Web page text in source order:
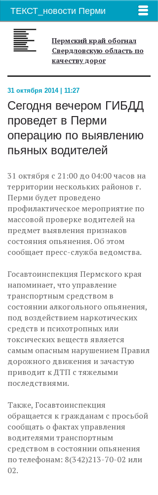
ТЕКСТ_новости Перми
Пермский край обогнал
Свердловскую область по
качеству дорог
31 октября 2014 | 11:27
Сегодня вечером ГИБДД
проведет в Перми
операцию по выявлению
пьяных водителей
31 октября с 21:00 до 04:00 часов на
территории нескольких районов г.
Перми будет проведено
профилактическое мероприятие по
массовой проверке водителей на
предмет выявления признаков
состояния опьянения. Об этом
сообщает пресс-служба ведомства.
Госавтоинспекция Пермского края
напоминает, что управление
транспортным средством в
состоянии алкогольного опьянения,
под воздействием наркотических
средств и психотропных или
токсических веществ является
самым опасным нарушением Правил
дорожного движения и зачастую
приводит к ДТП с тяжелыми
последствиями.
Также, Госавтоинспекция
обращается к гражданам с просьбой
сообщать о фактах управления
водителями транспортным
средством в состоянии опьянения
по телефонам: 8(342)213-70-02 или
02.